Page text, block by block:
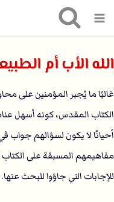
الله اﻷب أم
غالبًا ما يُجبر المؤمنين على
الكتاب المقدس، كونه أسهل
أحيانًا لا يكون لسؤالهم جواب
مفاهيمهم المسبقة على
للإجابات التي جاؤوا للبحث عنها.